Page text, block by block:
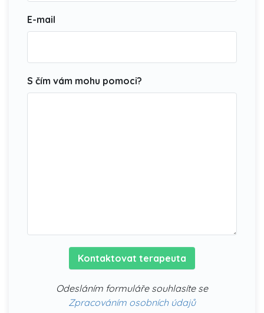
E-mail
S čím vám mohu pomoci?
Kontaktovat terapeuta
Odesláním formuláře souhlasíte se
Zpracováním osobních údajů